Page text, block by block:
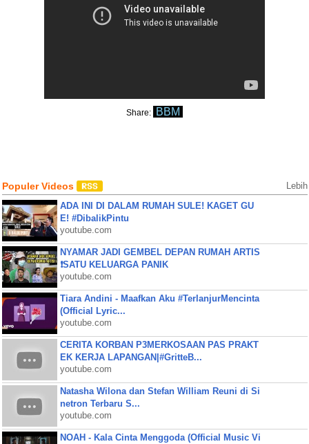
Share: BBM
Populer Videos Lebih
ADA INI DI DALAM RUMAH SULE! KAGET GU
E! #DibalikPintu
youtube.com
NYAMAR JADI GEMBEL DEPAN RUMAH ARTIS
❗SATU KELUARGA PANIK
youtube.com
Tiara Andini - Maafkan Aku #TerlanjurMencinta
(Official Lyric...
youtube.com
CERITA KORBAN P3MERKOSAAN PAS PRAKT
EK KERJA LAPANGAN|#GritteB...
youtube.com
Natasha Wilona dan Stefan William Reuni di Si
netron Terbaru S...
youtube.com
NOAH - Kala Cinta Menggoda (Official Music Vi